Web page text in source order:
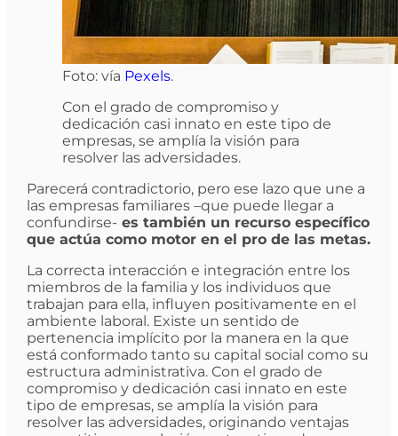
Foto: vía Pexels.
Con el grado de compromiso y
dedicación casi innato en este tipo de
empresas, se amplía la visión para
resolver las adversidades.
Parecerá contradictorio, pero ese lazo que une a
las empresas familiares –que puede llegar a
confundirse-es también un recurso específico
que actúa como motor en el pro de las metas.
La correcta interacción e integración entre los
miembros de la familia y los individuos que
trabajan para ella, influyen positivamente en el
ambiente laboral. Existe un sentido de
pertenencia implícito por la manera en la que
está conformado tanto su capital social como su
estructura administrativa. Con el grado de
compromiso y dedicación casi innato en este
tipo de empresas, se amplía la visión para
resolver las adversidades, originando ventajas